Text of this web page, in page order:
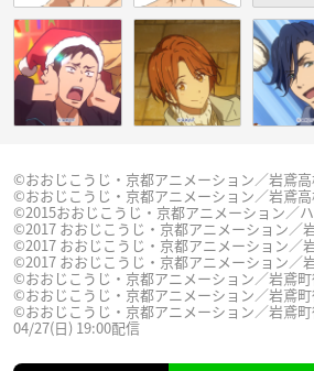
©おおじこうじ・京都アニメーション／岩鳶
©おおじこうじ・京都アニメーション／岩鳶高
©2015おおじこうじ・京都アニメーション／
©2017 おおじこうじ・京都アニメーション／
©2017 おおじこうじ・京都アニメーション／
©2017 おおじこうじ・京都アニメーション／
©おおじこうじ・京都アニメーション／岩鳶
©おおじこうじ・京都アニメーション／岩鳶
©おおじこうじ・京都アニメーション／岩鳶
04/27(日) 19:00配信